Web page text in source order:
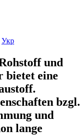
Укр
und
bietet eine
bzgl.
und
lange